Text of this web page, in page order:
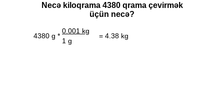
Necə kiloqrama 4380 qrama çevirmək
üçün necə?
4380 g *
0.001 kg
= 4.38 kg
1 g